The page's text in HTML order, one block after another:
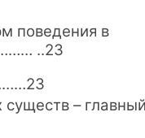
поведения в
..23
–